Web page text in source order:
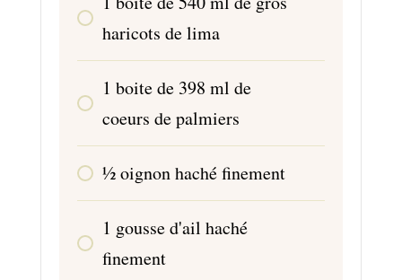
haricots de lima
1 boite de 398 ml de
coeurs de palmiers
1⁄2oignon haché finement
1 goussed'ail haché
finement